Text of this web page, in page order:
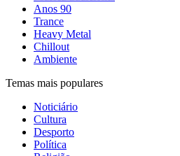
Anos 90
Trance
Heavy Metal
Chillout
Ambiente
Temas mais populares
Noticiário
Cultura
Desporto
Política